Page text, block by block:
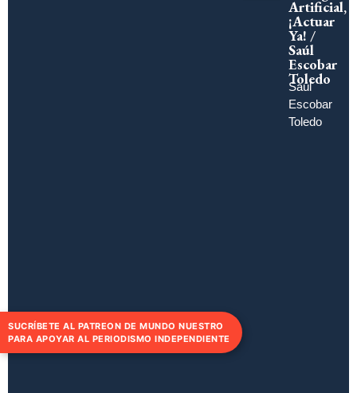
Artificial,
¡Actuar
Ya! /
Saúl
Escobar
Toledo
Saúl
Escobar
Toledo
SUCRÍBETE AL PATREON DE MUNDO NUESTRO
PARA APOYAR AL PERIODISMO INDEPENDIENTE